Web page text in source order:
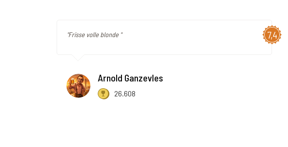
7,4
"Frisse volle blonde "
Arnold Ganzevles
26.608